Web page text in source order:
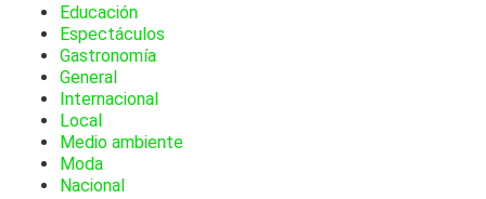
Educación
Espectáculos
Gastronomía
General
Internacional
Local
Medio ambiente
Moda
Nacional